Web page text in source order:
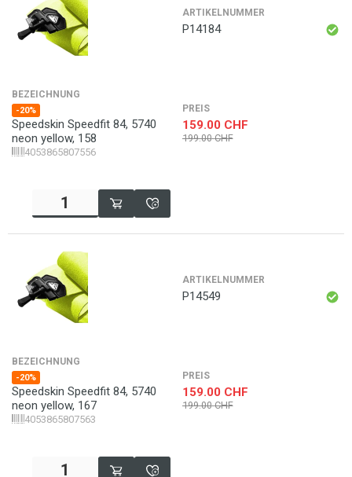
ARTIKELNUMMER
P14184
BEZEICHNUNG
-20%
Speedskin Speedfit 84, 5740
neon yellow, 158
4053865807556
PREIS
159.00 CHF
199.00 CHF
ARTIKELNUMMER
P14549
BEZEICHNUNG
-20%
Speedskin Speedfit 84, 5740
neon yellow, 167
4053865807563
PREIS
159.00 CHF
199.00 CHF